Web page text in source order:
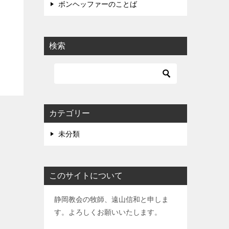
ボンヘッファーのことば
検索
カテゴリー
未分類
このサイトについて
静岡教会の牧師、遠山信和と申しま
す。よろしくお願いいたします。